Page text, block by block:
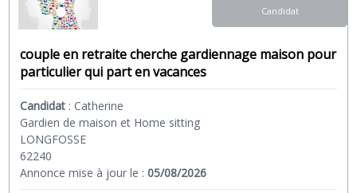
couple en retraite cherche gardiennage maison pour
particulier qui part en vacances
Candidat : Catherine
Gardien de maison et Home sitting
LONGFOSSE
62240
Annonce mise à jour le :05/08/2026
Candidat